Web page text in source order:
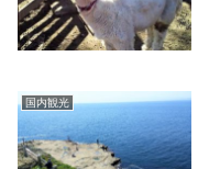
国内観光